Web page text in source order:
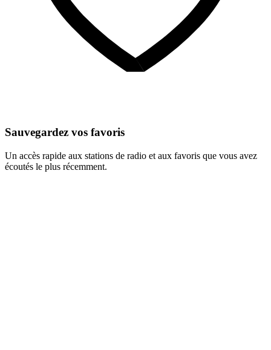
Sauvegardez vos favoris
Un accès rapide aux stations de radio et aux favoris que vous avez
écoutés le plus récemment.